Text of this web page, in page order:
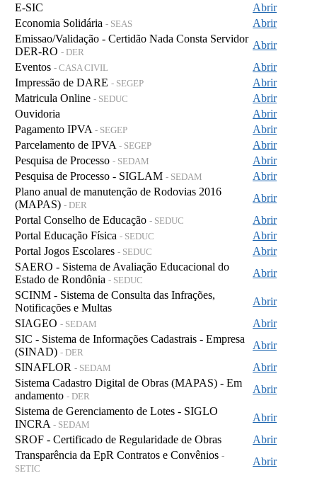
E-SIC
Abrir
Economia Solidária - SEAS
Abrir
Emissao/Validação - Certidão Nada Consta Servidor
DER-RO - DER
Abrir
Eventos - CASA CIVIL
Abrir
Impressão de DARE - SEGEP
Abrir
Matricula Online - SEDUC
Abrir
Ouvidoria
Abrir
Pagamento IPVA - SEGEP
Abrir
Parcelamento de IPVA - SEGEP
Abrir
Pesquisa de Processo - SEDAM
Abrir
Pesquisa de Processo - SIGLAM - SEDAM
Abrir
Plano anual de manutenção de Rodovias 2016
(MAPAS) - DER
Abrir
Portal Conselho de Educação - SEDUC
Abrir
Portal Educação Física - SEDUC
Abrir
Portal Jogos Escolares - SEDUC
Abrir
SAERO - Sistema de Avaliação Educacional do
Estado de Rondônia - SEDUC
Abrir
SCINM - Sistema de Consulta das Infrações,
Notificações e Multas
Abrir
SIAGEO - SEDAM
Abrir
SIC - Sistema de Informações Cadastrais - Empresa
(SINAD) - DER
Abrir
SINAFLOR - SEDAM
Abrir
Sistema Cadastro Digital de Obras (MAPAS) - Em
andamento - DER
Abrir
Sistema de Gerenciamento de Lotes - SIGLO
INCRA - SEDAM
Abrir
SROF - Certificado de Regularidade de Obras
Abrir
Transparência da EpR Contratos e Convênios -
SETIC
Abrir